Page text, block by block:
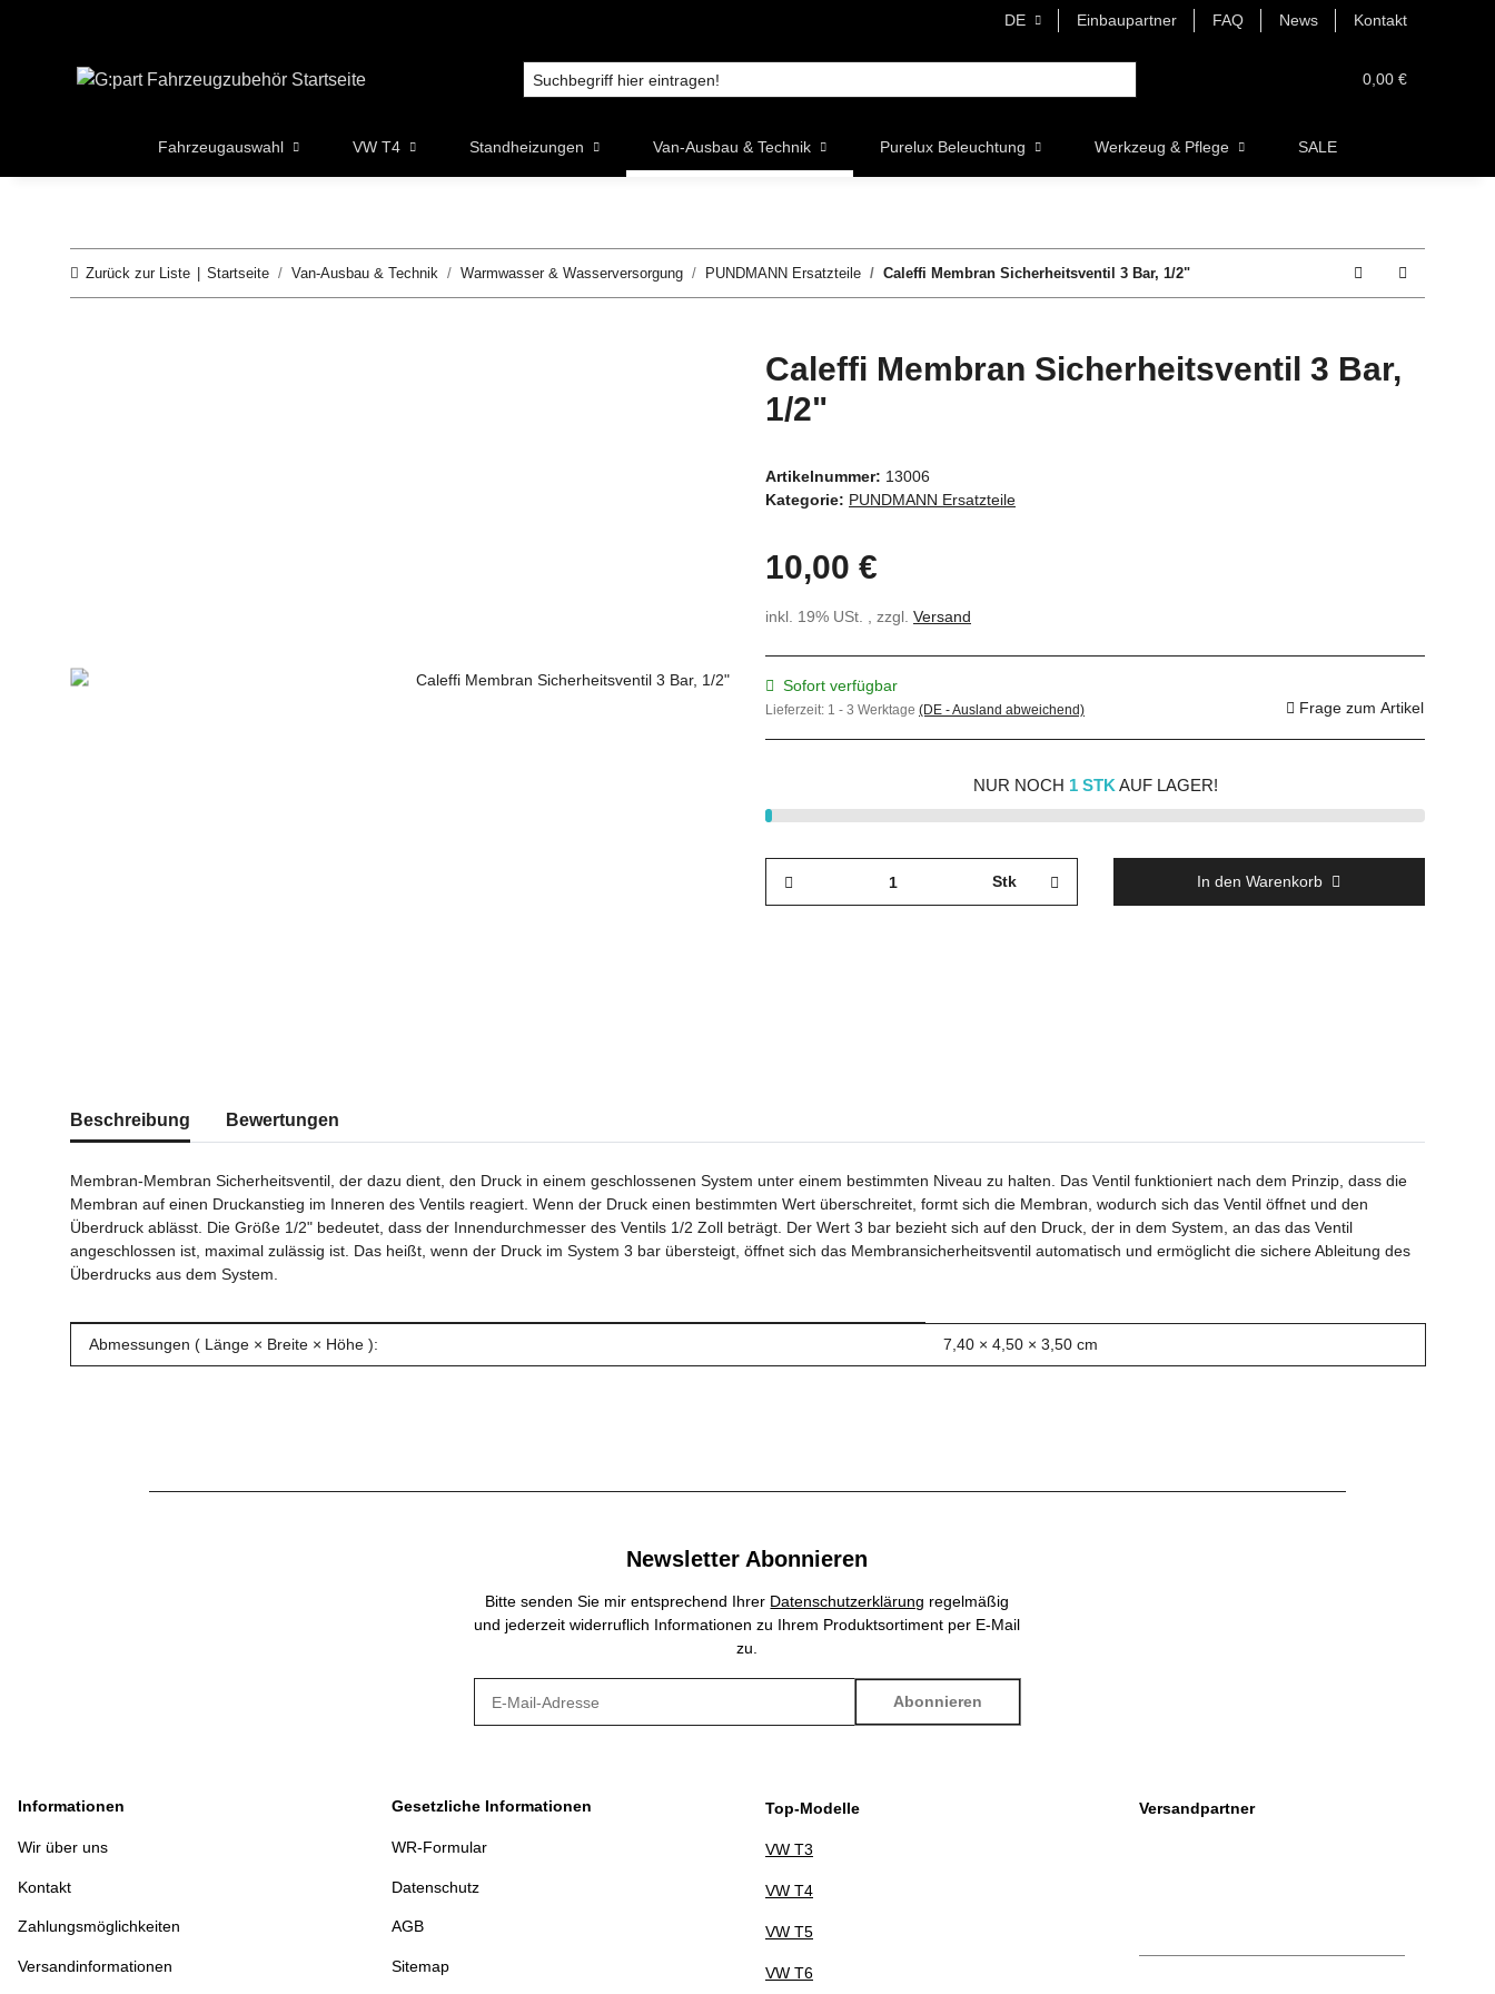
DE Einbaupartner FAQ News Kontakt
0,00 €
Fahrzeugauswahl VW T4 Standheizungen Van-Ausbau & Technik Purelux Beleuchtung Werkzeug & Pflege SALE
Zurück zur Liste Startseite Van-Ausbau & Technik Warmwasser & Wasserversorgung PUNDMANN Ersatzteile Caleffi Membran Sicherheitsventil 3 Bar, 1/2"
Caleffi Membran Sicherheitsventil 3 Bar,
1/2"
Artikelnummer: 13006
Kategorie: PUNDMANN Ersatzteile
10,00 €
inkl. 19% USt. , zzgl. Versand
Sofort verfügbar
Lieferzeit: 1 - 3 Werktage (DE - Ausland abweichend) Frage zum Artikel
NUR NOCH 1 STK AUF LAGER!
Stk In den Warenkorb
weitere Registerkarten anzeigen
Beschreibung Bewertungen
Membran-Membran Sicherheitsventil, der dazu dient, den Druck in einem geschlossenen System unter einem bestimmten Niveau zu halten. Das Ventil funktioniert nach dem Prinzip, dass die
Membran auf einen Druckanstieg im Inneren des Ventils reagiert. Wenn der Druck einen bestimmten Wert überschreitet, formt sich die Membran, wodurch sich das Ventil öffnet und den
Überdruck ablässt. Die Größe 1/2" bedeutet, dass der Innendurchmesser des Ventils 1/2 Zoll beträgt. Der Wert 3 bar bezieht sich auf den Druck, der in dem System, an das das Ventil
angeschlossen ist, maximal zulässig ist. Das heißt, wenn der Druck im System 3 bar übersteigt, öffnet sich das Membransicherheitsventil automatisch und ermöglicht die sichere Ableitung des
Überdrucks aus dem System.
Produkteigenschaft
Wert
Abmessungen ( Länge × Breite × Höhe ): 7,40 × 4,50 × 3,50 cm
Newsletter Abonnieren
Bitte senden Sie mir entsprechend Ihrer Datenschutzerklärung regelmäßig
und jederzeit widerruflich Informationen zu Ihrem Produktsortiment per E-Mail
zu.
Abonnieren
Informationen
Wir über uns
Kontakt
Zahlungsmöglichkeiten
Versandinformationen
Gesetzliche Informationen
WR-Formular
Datenschutz
AGB
Sitemap
Top-Modelle
VW T3
VW T4
VW T5
VW T6
Versandpartner